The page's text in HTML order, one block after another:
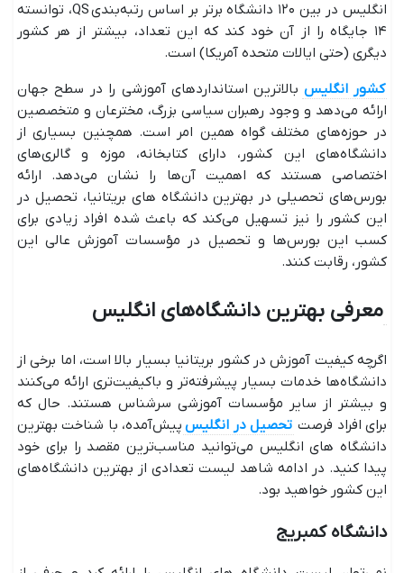
انگلیس در بین ۱۲۰ دانشگاه برتر بر اساس رتبه‌بندی QS، توانسته
۱۴ جایگاه را از آن خود کند که این تعداد، بیشتر از هر کشور
دیگری (حتی ایالات متحده آمریکا) است.
کشور انگلیس بالاترین استانداردهای آموزشی را در سطح جهان
ارائه می‌دهد و وجود رهبران سیاسی بزرگ، مخترعان و متخصصین
در حوزه‌های مختلف گواه همین امر است. همچنین بسیاری از
دانشگاه‌های این کشور، دارای کتابخانه‌، موزه و گالری‌های
اختصاصی هستند که اهمیت آن‌ها را نشان می‌دهد. ارائه
بورس‌های تحصیلی در بهترین دانشگاه های بریتانیا، تحصیل در
این کشور را نیز تسهیل می‌کند که باعث شده افراد زیادی برای
کسب این بورس‌ها و تحصیل در مؤسسات آموزش عالی این
کشور، رقابت کنند.
معرفی بهترین دانشگاه‌های انگلیس
اگرچه کیفیت آموزش در کشور بریتانیا بسیار بالا است، اما برخی از
دانشگاه‌ها خدمات بسیار پیشرفته‌تر و باکیفیت‌تری ارائه می‌کنند
و بیشتر از سایر مؤسسات آموزشی سرشناس هستند. حال که
برای افراد فرصت تحصیل در انگلیس پیش‌آمده، با شناخت بهترین
دانشگاه های انگلیس می‌توانید مناسب‌ترین مقصد را برای خود
پیدا کنید. در ادامه شاهد لیست تعدادی از بهترین دانشگاه‌های
این کشور خواهید بود.
دانشگاه کمبریج